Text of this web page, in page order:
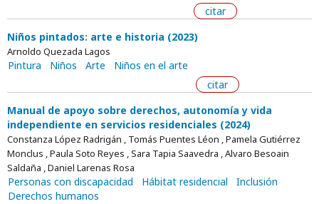
citar
Niños pintados: arte e historia (2023)
Arnoldo Quezada Lagos
Pintura Niños Arte
Niños en el arte
citar
Manual de apoyo sobre derechos, autonomía y vida
independiente en servicios residenciales (2024)
Constanza López Radrigán , Tomás Puentes Léon , Pamela Gutiérrez
Monclus , Paula Soto Reyes , Sara Tapia Saavedra , Alvaro Besoain
Saldaña , Daniel Larenas Rosa
Personas con discapacidad Hábitat residencial
Inclusión
Derechos humanos